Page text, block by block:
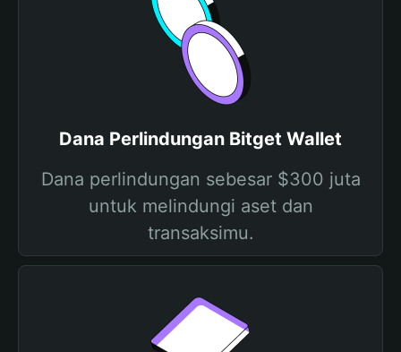
Dana Perlindungan Bitget Wallet
Dana perlindungan sebesar $300 juta
untuk melindungi aset dan
transaksimu.